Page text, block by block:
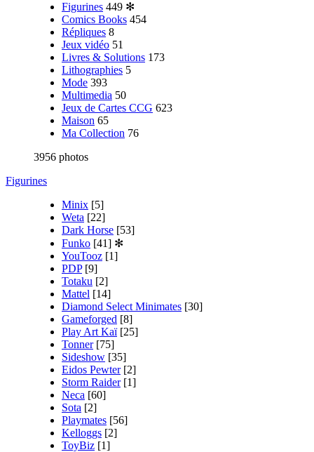
Figurines 449 ✻
Comics Books 454
Répliques 8
Jeux vidéo 51
Livres & Solutions 173
Lithographies 5
Mode 393
Multimedia 50
Jeux de Cartes CCG 623
Maison 65
Ma Collection 76
3956 photos
Figurines
Minix [5]
Weta [22]
Dark Horse [53]
Funko [41] ✻
YouTooz [1]
PDP [9]
Totaku [2]
Mattel [14]
Diamond Select Minimates [30]
Gameforged [8]
Play Art Kaï [25]
Tonner [75]
Sideshow [35]
Eidos Pewter [2]
Storm Raider [1]
Neca [60]
Sota [2]
Playmates [56]
Kelloggs [2]
ToyBiz [1]